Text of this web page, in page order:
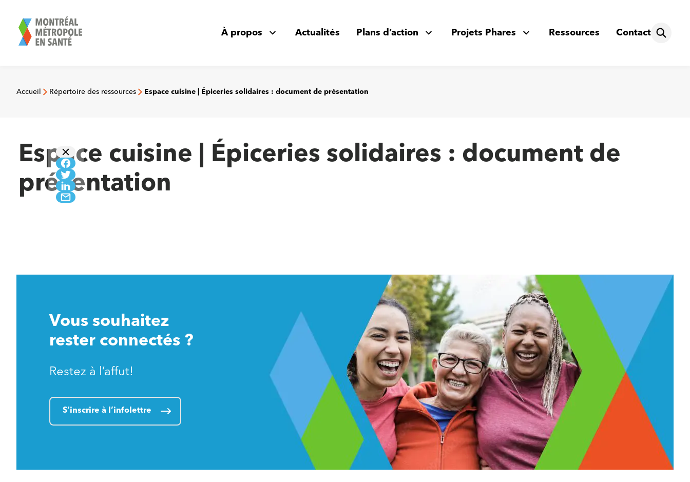
contenu
À propos Actualités Plans d’action Projets Phares Ressources Contact
Accueil Répertoire des ressources Espace cuisine | Épiceries solidaires : document de présentation
Espace cuisine | Épiceries solidaires : document de
présentation
Vous souhaitez
rester connectés ?
Restez à l’affut!
S’inscrire à l’infolettre